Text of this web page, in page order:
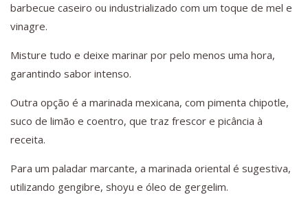
barbecue caseiro ou industrializado com um toque de mel e
vinagre.
Misture tudo e deixe marinar por pelo menos uma hora,
garantindo sabor intenso.
Outra opção é a marinada mexicana, com pimenta chipotle,
suco de limão e coentro, que traz frescor e picância à
receita.
Para um paladar marcante, a marinada oriental é sugestiva,
utilizando gengibre, shoyu e óleo de gergelim.